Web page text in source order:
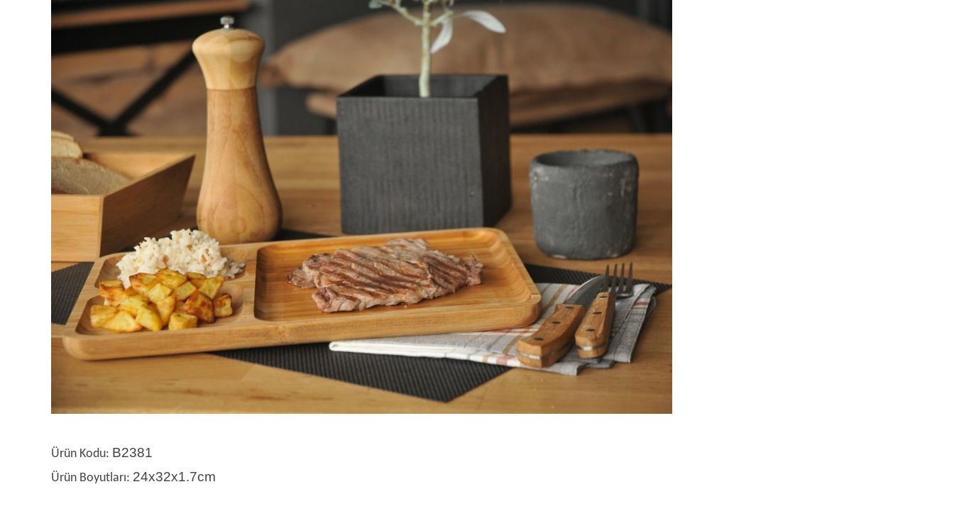
Ürün Kodu: B2381
Ürün Boyutları: 24x32x1.7cm